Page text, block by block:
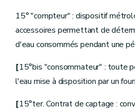
Art.D.202
D.203
Art.D.204
Art.D.205
Art.
D.207
Sous-section 4
Art.D.208
Art. D.209
15° "compteur" : dispositif
accessoires permettant de
d'eau consommés pendant une
[15°bis "consommateur" : toute
l'eau mise à disposition par un
[15°ter. Contrat de captage :